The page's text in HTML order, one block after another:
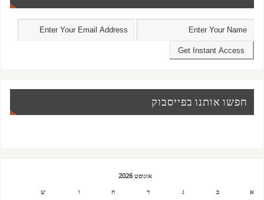
חפשו אותנו בפייסבוק
אוגוסט 2026
א
ב ג ד ה ו ש